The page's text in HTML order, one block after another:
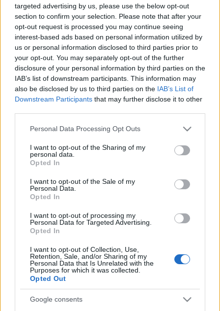
targeted advertising by us, please use the below opt-out
section to confirm your selection. Please note that after your
opt-out request is processed you may continue seeing
interest-based ads based on personal information utilized by
us or personal information disclosed to third parties prior to
your opt-out. You may separately opt-out of the further
disclosure of your personal information by third parties on the
IAB’s list of downstream participants. This information may
also be disclosed by us to third parties on the IAB’s List of
Downstream Participants that may further disclose it to other
Please note that this website/app uses one or more Google
not limited to your visit or usage behaviour. You may click to
grant or deny consent to Google and its third-party tags to
use your data for below specified purposes in below Google
consent section.
Personal Data Processing Opt Outs
I want to opt-out of the Sharing of my
personal data.
Opted In
I want to opt-out of the Sale of my
Personal Data.
Opted In
I want to opt-out of processing my
Personal Data for Targeted Advertising.
Opted In
I want to opt-out of Collection, Use,
Retention, Sale, and/or Sharing of my
Personal Data that Is Unrelated with the
Purposes for which it was collected.
Opted Out
Google consents
?Ekkor jöttem rá, hogy ennek az embernek beleégett a
lelkébe és a gondolataiba minden egyes dal, amit gyűjtött?
? fogalmazott Kelemen László. Hozzáfűzte: Bartók Béla
életében, a táncház mozgalom előtt nem igazán voltak olyan
énekesnők, akik az eredetiség igényével nyúltak volna a
népdalfeldolgozásokhoz, mára azonban ez megváltozott.
Gera Dorka, Herczku Ágnes és Pál Eszter énekel, hegedűn
Kokas Katalin és Kelemen Barnabás, míg zongorán Czébely
Beáta, Djerdj Tímea és Nagy Péter működik közre, emellett
Az est újszerű megközelítésére példaként említette
Kelemen László Bartók Béla Román-kolinda dallamok
együtt csendül fel. Egy teljesen más karakterű hangzás jön
így létre, mivel az eredeti kolinda dalok esetében, a román
nyelv sajátosságai miatt, teljesen máshová esnek a
hangsúlyok, mint a zongoradarabban.